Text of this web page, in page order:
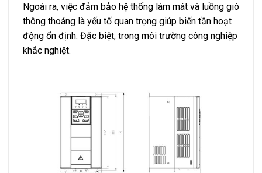
Ngoài ra, việc đảm bảo hệ thống làm mát và luồng gió
thông thoáng là yếu tố quan trọng giúp biến tần hoạt
động ổn định. Đặc biệt, trong môi trường công nghiệp
khắc nghiệt.